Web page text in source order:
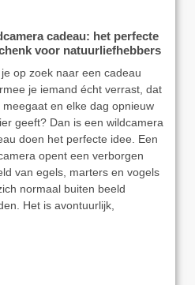
cadeau: het perfecte
voor natuurliefhebbers
je op zoek naar een cadeau
je iemand écht verrast, dat
meegaat en elke dag opnieuw
geeft? Dan is een wildcamera
doen het perfecte idee. Een
opent een verborgen
van egels, marters en vogels
normaal buiten beeld
Het is avontuurlijk,